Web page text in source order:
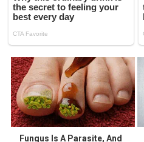
Fungus Is A Parasite, And